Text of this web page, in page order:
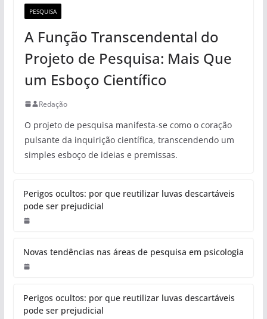
PESQUISA
A Função Transcendental do
Projeto de Pesquisa: Mais Que
um Esboço Científico
Redação
O projeto de pesquisa manifesta-se como o coração
pulsante da inquirição científica, transcendendo um
simples esboço de ideias e premissas.
Perigos ocultos: por que reutilizar luvas descartáveis
pode ser prejudicial
Novas tendências nas áreas de pesquisa em psicologia
Perigos ocultos: por que reutilizar luvas descartáveis
pode ser prejudicial